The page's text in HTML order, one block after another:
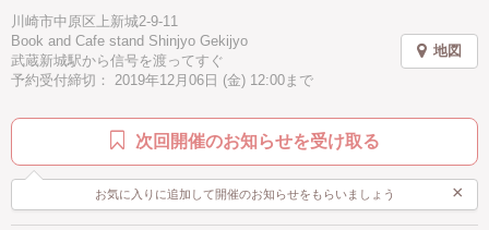
川崎市中原区上新城2-9-11
Book and Cafe stand Shinjyo Gekijyo
武蔵新城駅から信号を渡ってすぐ
予約受付締切： 2019年12月06日 (金) 12:00まで
地図
次回開催のお知らせを受け取る
お気に入りに追加して開催のお知らせをもらいましょう ×